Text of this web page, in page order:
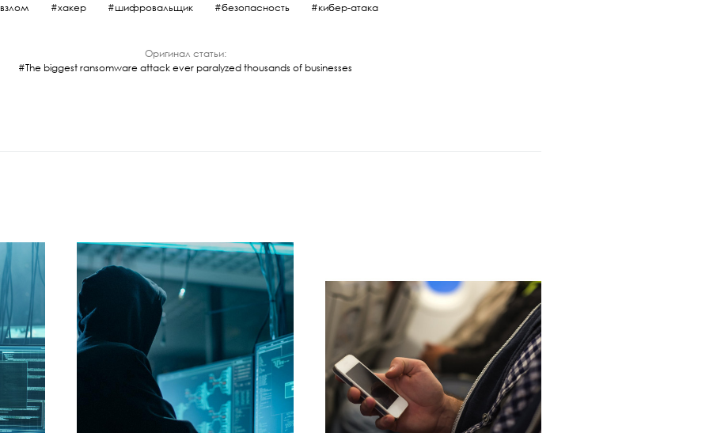
взлом хакер шифровальщик безопасность кибер-атака
Оригинал статьи:
The biggest ransomware attack ever paralyzed thousands of businesses